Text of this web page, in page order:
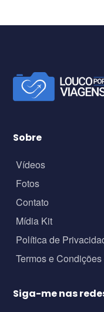
Sobre
Vídeos
Fotos
Contato
Mídia Kit
Política de
Termos e
Siga-me nas